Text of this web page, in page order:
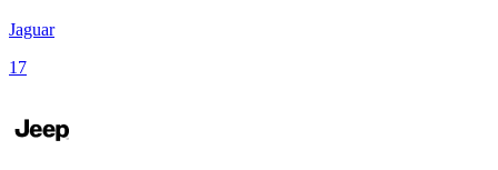
Jaguar
17